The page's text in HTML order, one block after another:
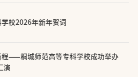
校2026年新年贺词
程——桐城师范高等专科学校成功举办
演